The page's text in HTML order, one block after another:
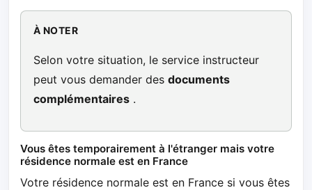
À NOTER
Selon votre situation, le service instructeur
peut vous demander des documents
complémentaires.
Vous êtes temporairement à l'étranger mais votre
résidence normale est en France
Votre résidence normale est en France si vous êtes